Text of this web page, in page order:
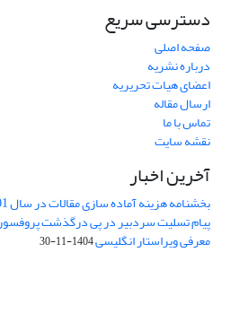
دسترسی سریع
صفحه اصلی
درباره نشریه
اعضای هیات تحریریه
ارسال مقاله
تماس با ما
نقشه سایت
آخرین اخبار
بخشنامه هزینه آماده سازی مقالات در سال 1401
پیام تسلیت سردبیر در پی درگذشت
معرفی ویراستار انگلیسی1404-11-30